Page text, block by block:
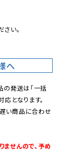
い。
へ
の発送は「一括
となります。
い商品に合わせ
せんので、予め